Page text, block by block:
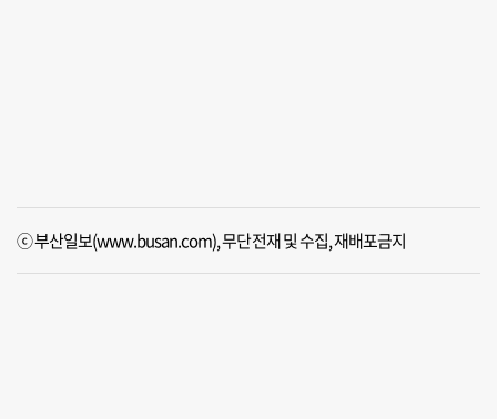
ⓒ 부산일보(www.busan.com), 무단전재 및 수집, 재배포금지